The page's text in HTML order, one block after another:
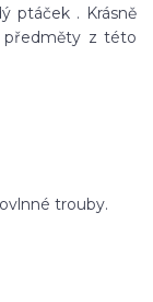
ptáček . Krásně
předměty z této
trouby.